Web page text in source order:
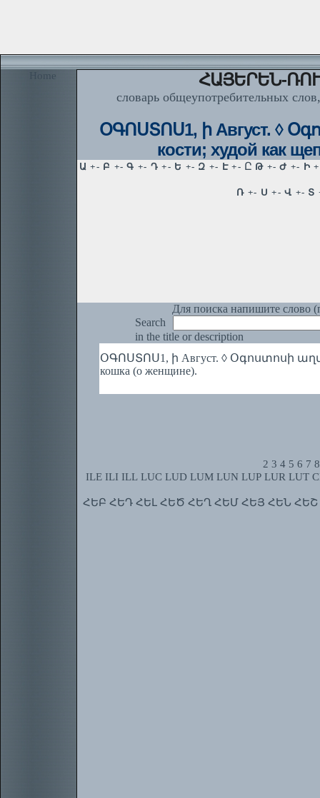
Home ՀԱՅԵՐԵՆ-
словарь общеупотребительных
ՕԳՈՍՏՈՍ1, ի Август. ◊
кости; худой как
Для поиска напишите слово
Search
in the title or description
ՕԳՈՍՏՈՍ1, ի Август. ◊ Օգոստոսի աղվես
кошка (о женщине).
2 3 4 5 6 7 8
ILE ILI ILL LUC LUD LUM LUN LUP LUR LUT
ՀԵԲ ՀԵԴ ՀԵԼ ՀԵԾ ՀԵՂ ՀԵՄ ՀԵՅ ՀԵՆ ՀԵՇ